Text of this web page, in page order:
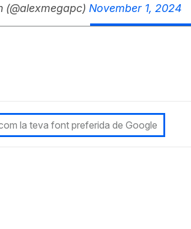
(@alexmegapc) November 1, 2024
la teva font preferida de Google